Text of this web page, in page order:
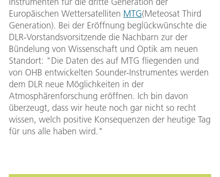
Europäischen Wettersatelliten MTG(Meteosat Third
Generation). Bei der Eröffnung beglückwünschte die
DLR-Vorstandsvorsitzende die Nachbarn zur der
Bündelung von Wissenschaft und Optik am neuen
Standort: "Die Daten des auf MTG fliegenden und
von OHB entwickelten Sounder-Instrumentes werden
dem DLR neue Möglichkeiten in der
Atmosphärenforschung eröffnen. Ich bin davon
überzeugt, dass wir heute noch gar nicht so recht
wissen, welch positive Konsequenzen der heutige Tag
für uns alle haben wird."